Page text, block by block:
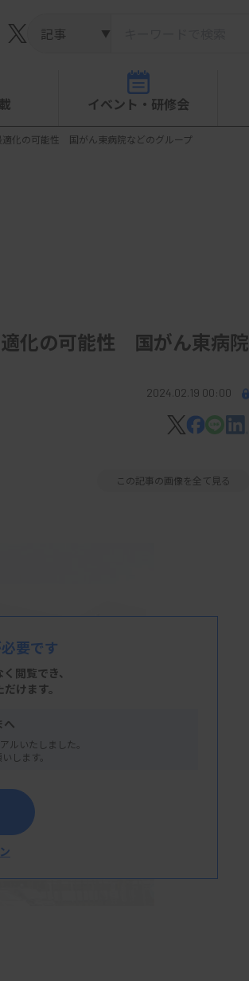
▼
イベント・研修会
適化の可能性 国がん東病院などのグループ
化の可能性 国がん東病院
2024.02.19 00:00
この記事の画像を全て見る
必要です
閲覧でき、
けます。
へ
ルいたしました。
します。